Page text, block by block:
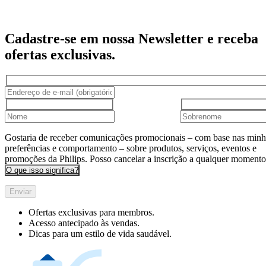
Cadastre-se em nossa Newsletter e receba
ofertas exclusivas.
Gostaria de receber comunicações promocionais – com base nas
preferências e comportamento – sobre produtos, serviços, eventos e
promoções da Philips. Posso cancelar a inscrição a qualquer
O que isso significa?
Enviar
Ofertas exclusivas para membros.
Acesso antecipado às vendas.
Dicas para um estilo de vida saudável.